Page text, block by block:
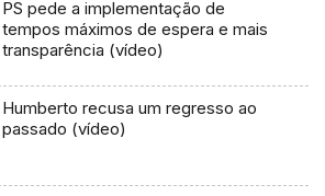
PS pede a implementação de
tempos máximos de espera e mais
transparência (vídeo)
Humberto recusa um regresso ao
passado (vídeo)